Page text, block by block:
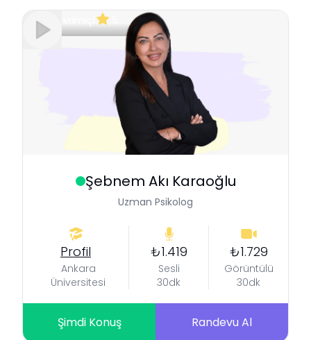
Şebnem Akı Karaoğlu
Uzman Psikolog
Profil
Ankara
Üniversitesi
₺1.419
Sesli
30dk
₺1.729
Görüntülü
30dk
Şimdi Konuş Randevu Al